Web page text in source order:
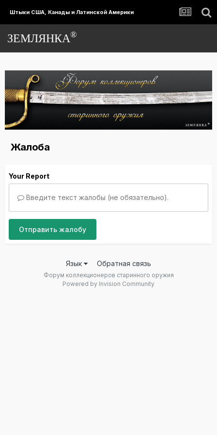
Штыки США, Канады и Латинской Америки
ЗЕМЛЯНКА®
Жалоба
Your Report
Введите текст жалобы (не обязательно).
Отправить жалобу
Язык Обратная связь
Форум коллекционеров старинного оружия
Powered by Invision Community